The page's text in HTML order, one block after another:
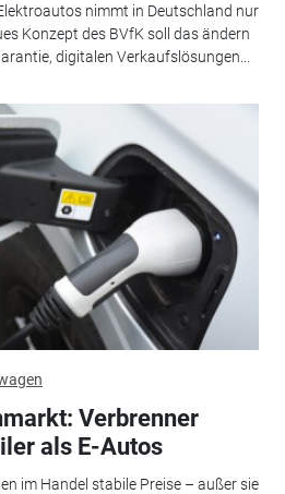
nimmt in Deutschland nur
Konzept des BVfK soll das ändern
digitalen Verkaufslösungen...
Verbrenner
als E-Autos
im Handel stabile Preise – außer sie